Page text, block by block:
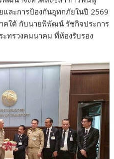
ละการป้องกันอุทกภัยในปี 2569
คใต้ กับนายพิพัฒน์ รัชกิจประการ
ทรวงคมนาคม ที่ห้องรับรอง